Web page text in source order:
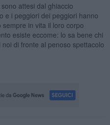
attesi dal ghiaccio
e i peggiori dei peggiori hanno
sempre in vita il loro corpo
esiste eccome: lo sa bene chi
di fronte al penoso spettacolo